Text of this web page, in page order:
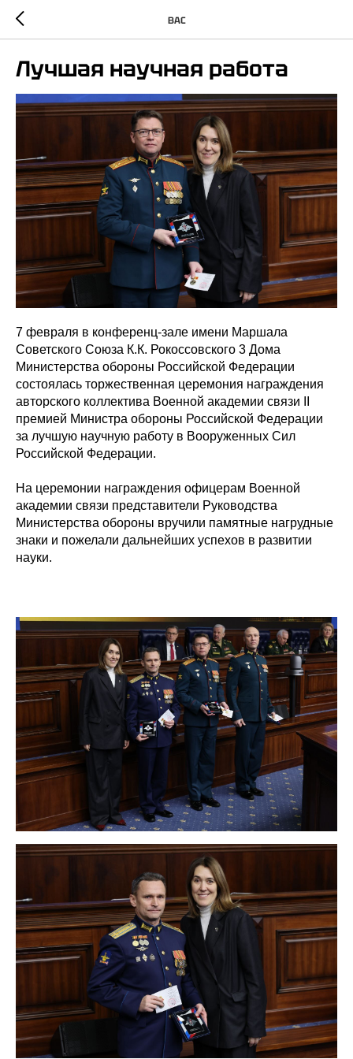
ВАС
Лучшая научная работа
7 февраля в конференц-зале имени Маршала
Советского Союза К.К. Рокоссовского 3 Дома
Министерства обороны Российской Федерации
состоялась торжественная церемония награждения
авторского коллектива Военной академии связи II
премией Министра обороны Российской Федерации
за лучшую научную работу в Вооруженных Сил
Российской Федерации.
На церемонии награждения офицерам Военной
академии связи представители Руководства
Министерства обороны вручили памятные нагрудные
знаки и пожелали дальнейших успехов в развитии
науки.